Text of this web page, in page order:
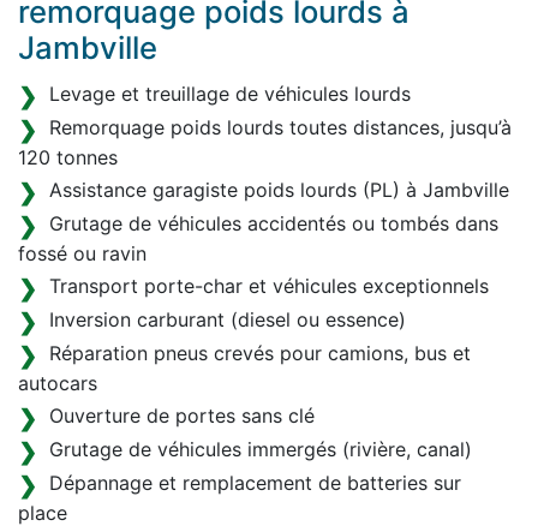
remorquage poids lourds à
Jambville
Levage et treuillage de véhicules lourds
Remorquage poids lourds toutes distances, jusqu’à
120 tonnes
Assistance garagiste poids lourds (PL) à Jambville
Grutage de véhicules accidentés ou tombés dans
fossé ou ravin
Transport porte-char et véhicules exceptionnels
Inversion carburant (diesel ou essence)
Réparation pneus crevés pour camions, bus et
autocars
Ouverture de portes sans clé
Grutage de véhicules immergés (rivière, canal)
Dépannage et remplacement de batteries sur
place